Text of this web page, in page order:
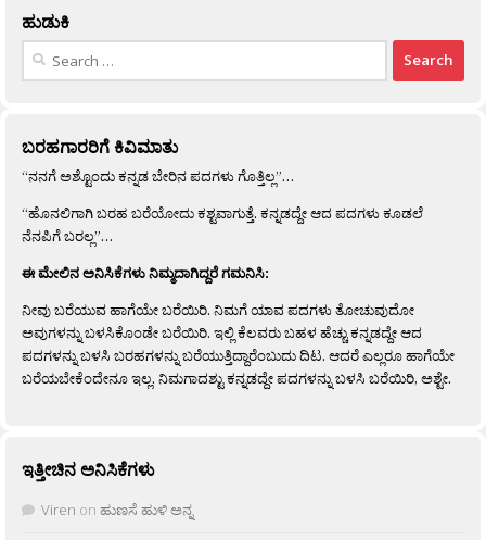
ಹುಡುಕಿ
Search
ಬರಹಗಾರರಿಗೆ ಕಿವಿಮಾತು
“ನನಗೆ ಅಶ್ಟೊಂದು ಕನ್ನಡ ಬೇರಿನ ಪದಗಳು ಗೊತ್ತಿಲ್ಲ”…
“ಹೊನಲಿಗಾಗಿ ಬರಹ ಬರೆಯೋದು ಕಶ್ಟವಾಗುತ್ತೆ. ಕನ್ನಡದ್ದೇ ಆದ ಪದಗಳು ಕೂಡಲೆ
ನೆನಪಿಗೆ ಬರಲ್ಲ”…
ಈ ಮೇಲಿನ ಅನಿಸಿಕೆಗಳು ನಿಮ್ಮದಾಗಿದ್ದರೆ ಗಮನಿಸಿ:
ನೀವು ಬರೆಯುವ ಹಾಗೆಯೇ ಬರೆಯಿರಿ. ನಿಮಗೆ ಯಾವ ಪದಗಳು ತೋಚುವುದೋ
ಅವುಗಳನ್ನು ಬಳಸಿಕೊಂಡೇ ಬರೆಯಿರಿ. ಇಲ್ಲಿ ಕೆಲವರು ಬಹಳ ಹೆಚ್ಚು ಕನ್ನಡದ್ದೇ ಆದ
ಪದಗಳನ್ನು ಬಳಸಿ ಬರಹಗಳನ್ನು ಬರೆಯುತ್ತಿದ್ದಾರೆಂಬುದು ದಿಟ. ಆದರೆ ಎಲ್ಲರೂ ಹಾಗೆಯೇ
ಬರೆಯಬೇಕೆಂದೇನೂ ಇಲ್ಲ. ನಿಮಗಾದಶ್ಟು ಕನ್ನಡದ್ದೇ ಪದಗಳನ್ನು ಬಳಸಿ ಬರೆಯಿರಿ, ಅಶ್ಟೇ.
ಇತ್ತೀಚಿನ ಅನಿಸಿಕೆಗಳು
Viren on ಹುಣಸೆ ಹುಳಿ ಅನ್ನ